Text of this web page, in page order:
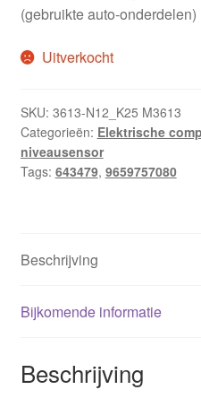
(gebruikte auto-onderdelen)
Uitverkocht
SKU: 3613-N12_K25 M3613
Categorieën: Elektrische
niveausensor
Tags: 643479, 9659757080
Beschrijving
Bijkomende informatie
Beschrijving